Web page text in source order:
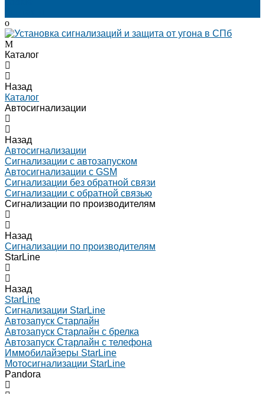
Каталог
Назад
Каталог
Автосигнализации
Назад
Автосигнализации
Сигнализации с автозапуском
Автосигнализации с GSM
Сигнализации без обратной связи
Сигнализации с обратной связью
Сигнализации по производителям
Назад
Сигнализации по производителям
StarLine
Назад
StarLine
Сигнализации StarLine
Автозапуск Старлайн
Автозапуск Старлайн с брелка
Автозапуск Старлайн с телефона
Иммобилайзеры StarLine
Мотосигнализации StarLine
Pandora